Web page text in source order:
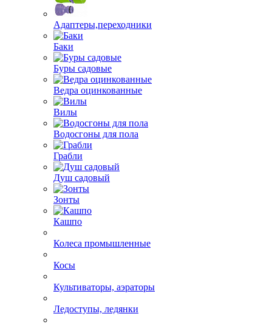
Адаптеры,переходники
Баки
Буры садовые
Ведра оцинкованные
Вилы
Водосгоны для пола
Грабли
Душ садовый
Зонты
Кашпо
Колеса промышленные
Косы
Культиваторы, аэраторы
Ледоступы, ледянки